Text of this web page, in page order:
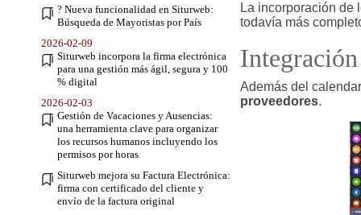
? Nueva funcionalidad en Siturweb:
Búsqueda de Mayoristas por País
2026-02-09
Siturweb incorpora la firma electrónica
para una gestión más ágil, segura y 100
% digital
2026-02-03
Gestión de Vacaciones y Ausencias:
una herramienta clave para organizar
los recursos humanos incluyendo los
permisos por horas
Siturweb mejora su Factura Electrónica:
firma con certificado del cliente y
envío de la factura original
La incorporación de
todavía más
Además del
proveedores.